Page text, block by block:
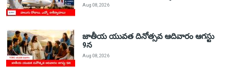
Aug 08, 2026
జాతీయ యువత దినోత్సవ ఆదివారం ఆగస్టు
9న
Aug 08, 2026